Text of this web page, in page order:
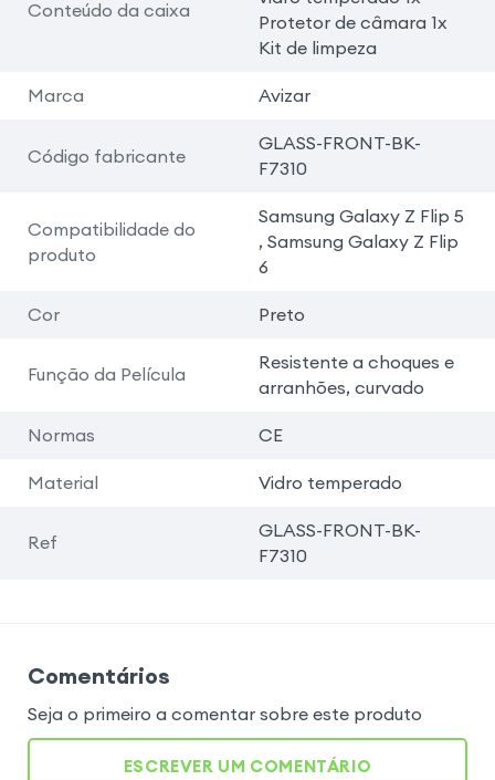
Conteúdo da caixa
Protetor de câmara 1x
Kit de limpeza
Marca Avizar
Código fabricante
GLASS-FRONT-BK-
F7310
Compatibilidade do
produto
Samsung Galaxy Z Flip 5
, Samsung Galaxy Z Flip
6
Cor Preto
Função da Película
Resistente a choques e
arranhões, curvado
Normas CE
Material Vidro temperado
Ref
GLASS-FRONT-BK-
F7310
Comentários
Seja o primeiro a comentar sobre este produto
ESCREVER UM COMENTÁRIO